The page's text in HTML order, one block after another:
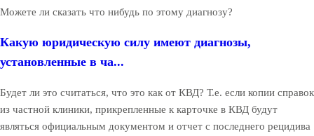
Можете ли сказать что нибудь по этому диагнозу?
Какую юридическую силу имеют диагнозы,
установленные в ча...
Будет ли это считаться, что это как от КВД? Т.е. если копии справок
из частной клиники, прикрепленные к карточке в КВД будут
являться официальным документом и отчет с последнего рецидива